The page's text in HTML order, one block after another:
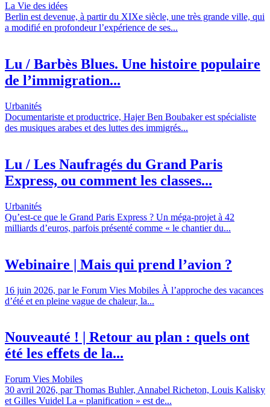
La Vie des idées
Berlin est devenue, à partir du XIXe siècle, une très grande ville, qui
a modifié en profondeur l’expérience de ses...
Lu / Barbès Blues. Une histoire populaire
de l’immigration...
Urbanités
Documentariste et productrice, Hajer Ben Boubaker est spécialiste
des musiques arabes et des luttes des immigrés...
Lu / Les Naufragés du Grand Paris
Express, ou comment les classes...
Urbanités
Qu’est-ce que le Grand Paris Express ? Un méga-projet à 42
milliards d’euros, parfois présenté comme « le chantier du...
Webinaire | Mais qui prend l’avion ?
16 juin 2026, par le Forum Vies Mobiles À l’approche des vacances
d’été et en pleine vague de chaleur, la...
Nouveauté ! | Retour au plan : quels ont
été les effets de la...
Forum Vies Mobiles
30 avril 2026, par Thomas Buhler, Annabel Richeton, Louis Kalisky
et Gilles Vuidel La « planification » est de...